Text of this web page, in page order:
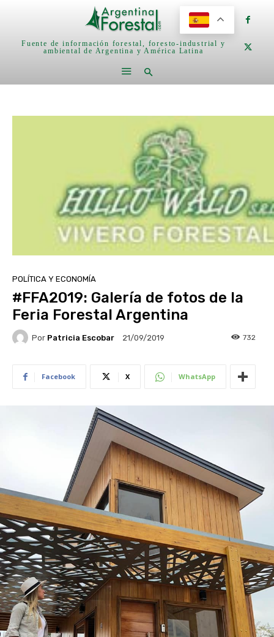
Fuente de información forestal, foresto-industrial y
ambiental de Argentina y América Latina
POLÍTICA Y ECONOMÍA
#FFA2019: Galería de fotos de la
Feria Forestal Argentina
Por Patricia Escobar 21/09/2019 732
Facebook X WhatsApp